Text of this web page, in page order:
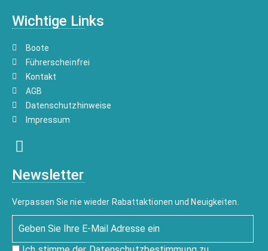
Wichtige Links
Boote
Führerscheinfrei
Kontakt
AGB
Datenschutzhinweise
Impressum
Newsletter
Verpassen Sie nie wieder Rabattaktionen und Neuigkeiten.